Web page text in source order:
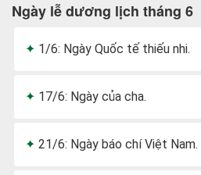
Ngày lễ dương lịch tháng 6
1/6: Ngày Quốc tế thiếu nhi.
17/6: Ngày của cha.
21/6: Ngày báo chí Việt Nam.